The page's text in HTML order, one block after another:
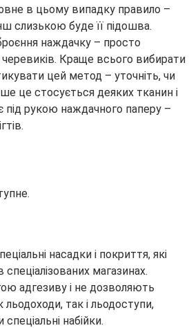
в цьому випадку правило –
слизькою буде її підошва.
наждачку – просто
Краще всього вибирати
цей метод – уточніть, чи
це стосується деяких тканин і
під рукою наждачного паперу –
насадки і покриття, які
магазинах.
адгезиву і не дозволяють
так і льодоступи,
набійки.